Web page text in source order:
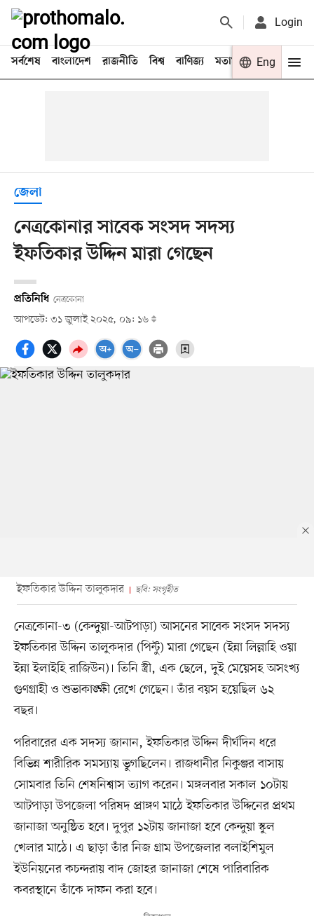
Login
সর্বশেষ বাংলাদেশ রাজনীতি বিশ্ব বাণিজ্য মতামত খেলা
Eng
জেলা
নেত্রকোনার সাবেক সংসদ সদস্য
ইফতিকার উদ্দিন মারা গেছেন
প্রতিনিধি নেত্রকোনা
আপডেট: ৩১ জুলাই ২০২৫, ০৯: ১৬
ইফতিকার উদ্দিন তালুকদার ছবি: সংগৃহীত
নেত্রকোনা-৩ (কেন্দুয়া-আটপাড়া) আসনের সাবেক সংসদ সদস্য
ইফতিকার উদ্দিন তালুকদার (পিন্টু) মারা গেছেন (ইন্না লিল্লাহি ওয়া
ইন্না ইলাইহি রাজিউন)। তিনি স্ত্রী, এক ছেলে, দুই মেয়েসহ অসংখ্য
গুণগ্রাহী ও শুভাকাঙ্ক্ষী রেখে গেছেন। তাঁর বয়স হয়েছিল ৬২
বছর।
পরিবারের এক সদস্য জানান, ইফতিকার উদ্দিন দীর্ঘদিন ধরে
বিভিন্ন শারীরিক সমস্যায় ভুগছিলেন। রাজধানীর নিকুঞ্জর বাসায়
সোমবার তিনি শেষনিশ্বাস ত্যাগ করেন। মঙ্গলবার সকাল ১০টায়
আটপাড়া উপজেলা পরিষদ প্রাঙ্গণ মাঠে ইফতিকার উদ্দিনের প্রথম
জানাজা অনুষ্ঠিত হবে। দুপুর ১২টায় জানাজা হবে কেন্দুয়া স্কুল
খেলার মাঠে। এ ছাড়া তাঁর নিজ গ্রাম উপজেলার বলাইশিমুল
ইউনিয়নের কচন্দরায় বাদ জোহর জানাজা শেষে পারিবারিক
কবরস্থানে তাঁকে দাফন করা হবে।